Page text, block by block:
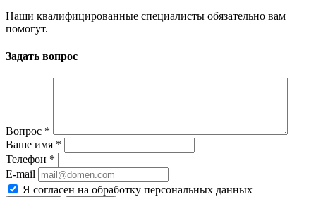
Наши квалифицированные специалисты обязательно вам
помогут.
Задать вопрос
Вопрос *
Ваше имя *
Телефон *
E-mail
Я согласен на обработку персональных данных